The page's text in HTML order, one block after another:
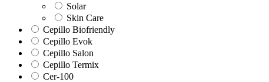
Solar
Skin Care
Cepillo Biofriendly
Cepillo Evok
Cepillo Salon
Cepillo Termix
Cer-100